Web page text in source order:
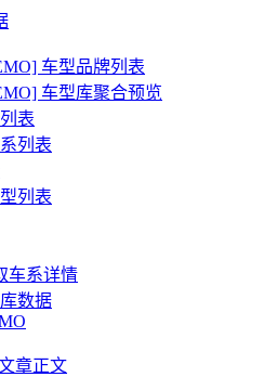
车型品牌列表
车型库聚合预览
表
列表
列表
车系详情
数据
章正文